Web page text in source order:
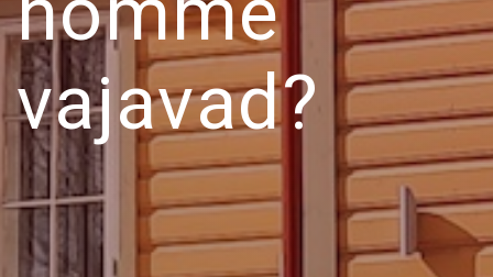
vajavad?